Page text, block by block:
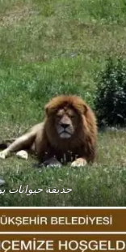
حديقة حيوانات